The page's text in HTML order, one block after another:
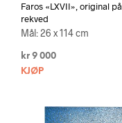
Faros «LXVII», original på
rekved
Mål: 26 x 114 cm
kr 9 000
KJØP